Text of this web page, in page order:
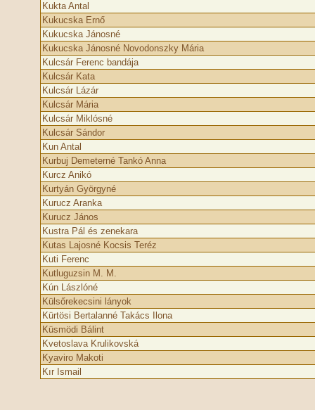
Kukta Antal
Kukucska Ernő
Kukucska Jánosné
Kukucska Jánosné Novodonszky Mária
Kulcsár Ferenc bandája
Kulcsár Kata
Kulcsár Lázár
Kulcsár Mária
Kulcsár Miklósné
Kulcsár Sándor
Kun Antal
Kurbuj Demeterné Tankó Anna
Kurcz Anikó
Kurtyán Györgyné
Kurucz Aranka
Kurucz János
Kustra Pál és zenekara
Kutas Lajosné Kocsis Teréz
Kuti Ferenc
Kutluguzsin M. M.
Kún Lászlóné
Külsőrekecsini lányok
Kürtösi Bertalanné Takács Ilona
Küsmödi Bálint
Kvetoslava Krulikovská
Kyaviro Makoti
Kır Ismail